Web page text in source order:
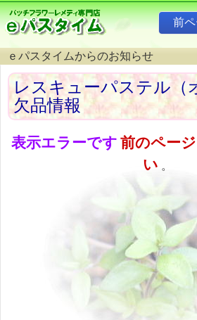
ｅパスタイムからのお知らせ
レスキューパステル（
欠品情報
表示エラーです 前のペー
い 。